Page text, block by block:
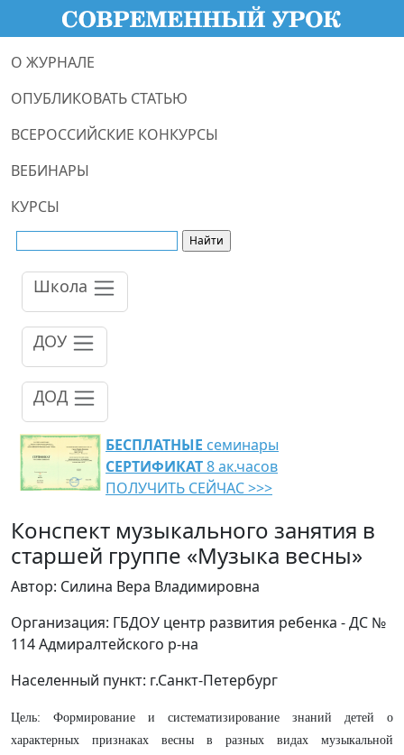
О ЖУРНАЛЕ
ОПУБЛИКОВАТЬ СТАТЬЮ
ВСЕРОССИЙСКИЕ КОНКУРСЫ
ВЕБИНАРЫ
КУРСЫ
Школа
ДОУ
ДОД
БЕСПЛАТНЫЕ семинары
СЕРТИФИКАТ8 ак.часов
ПОЛУЧИТЬ СЕЙЧАС >>>
Конспект музыкального занятия в
старшей группе «Музыка весны»
Автор: Силина Вера Владимировна
Организация: ГБДОУ центр развития ребенка - ДС №
114 Адмиралтейского р-на
Населенный пункт: г.Санкт-Петербург
Цель: Формирование и систематизирование знаний детей о
характерных признаках весны в разных видах музыкальной